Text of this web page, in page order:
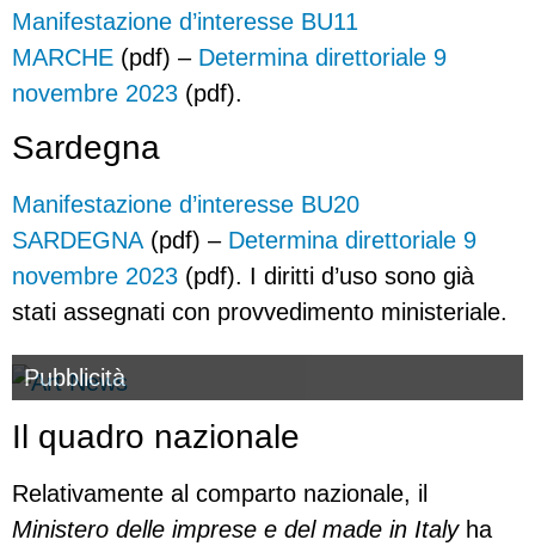
Manifestazione d’interesse BU11
MARCHE (pdf) –Determina direttoriale 9
novembre 2023 (pdf).
Sardegna
Manifestazione d’interesse BU20
SARDEGNA (pdf) – Determina direttoriale 9
novembre 2023 (pdf). I diritti d’uso sono già
stati assegnati con provvedimento ministeriale.
Pubblicità
Il quadro nazionale
Relativamente al comparto nazionale, il
Ministero delle imprese e del made in Italyha